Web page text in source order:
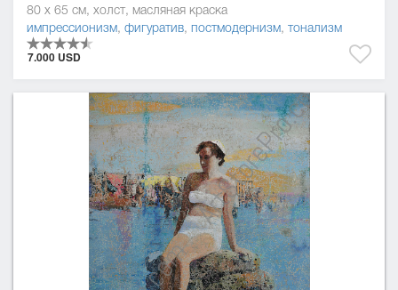
80 x 65 см, холст, масляная краска
импрессионизм, фигуратив, постмодернизм, тонализм
7.000 USD